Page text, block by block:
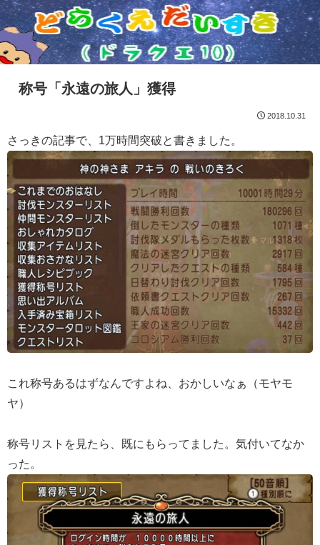
称号「永遠の旅人」獲得
2018.10.31
さっきの記事で、1万時間突破と書きました。
これ称号あるはずなんですよね、おかしいなぁ（モヤモ
ヤ）
称号リストを見たら、既にもらってました。気付いてなか
った。